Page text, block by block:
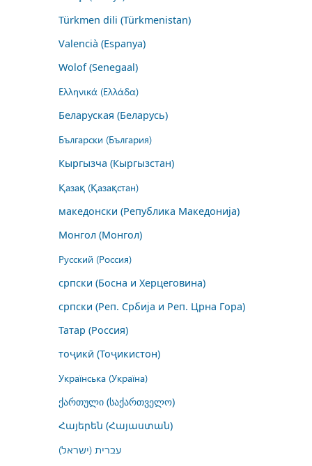
Türkmen dili (Türkmenistan)
Valencià (Espanya)
Wolof (Senegaal)
Ελληνικά (Ελλάδα)
Беларуская (Беларусь)
Български (България)
Кыргызча (Кыргызстан)
Қазақ (Қазақстан)
македонски (Република Македонија)
Монгол (Монгол)
Русский (Россия)
српски (Босна и Херцеговина)
српски (Реп. Србија и Реп. Црна Гора)
Татар (Россия)
тоҷикӣ (Тоҷикистон)
Українська (Україна)
ქართული (საქართველო)
Հայերեն (Հայաստան)
עברית (ישראל)